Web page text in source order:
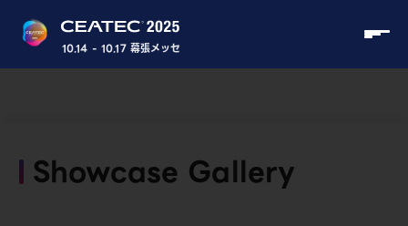
10.14 - 10.17 幕張メッセ
Showcase Gallery